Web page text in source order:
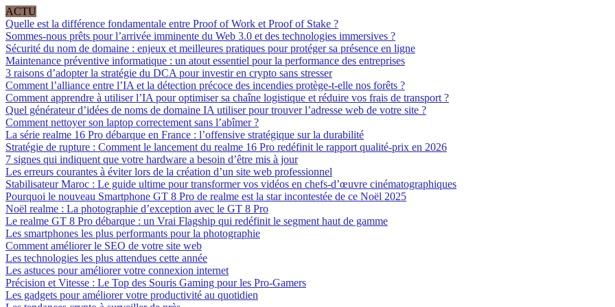
ACTU
Quelle est la différence fondamentale entre Proof of Work et Proof of Stake ?
Sommes-nous prêts pour l’arrivée imminente du Web 3.0 et des technologies immersives ?
Sécurité du nom de domaine : enjeux et meilleures pratiques pour protéger sa présence en ligne
Maintenance préventive informatique : un atout essentiel pour la performance des entreprises
3 raisons d’adopter la stratégie du DCA pour investir en crypto sans stresser
Comment l’alliance entre l’IA et la détection précoce des incendies protège-t-elle nos forêts ?
Comment apprendre à utiliser l’IA pour optimiser sa chaîne logistique et réduire vos frais de transport ?
Quel générateur d’idées de noms de domaine IA utiliser pour trouver l’adresse web de votre site ?
Comment nettoyer son laptop correctement sans l’abîmer ?
La série realme 16 Pro débarque en France : l’offensive stratégique sur la durabilité
Stratégie de rupture : Comment le lancement du realme 16 Pro redéfinit le rapport qualité-prix en 2026
7 signes qui indiquent que votre hardware a besoin d’être mis à jour
Les erreurs courantes à éviter lors de la création d’un site web professionnel
Stabilisateur Maroc : Le guide ultime pour transformer vos vidéos en chefs-d’œuvre cinématographiques
Pourquoi le nouveau Smartphone GT 8 Pro de realme est la star incontestée de ce Noël 2025
Noël realme : La photographie d’exception avec le GT 8 Pro
Le realme GT 8 Pro débarque : un Vrai Flagship qui redéfinit le segment haut de gamme
Les smartphones les plus performants pour la photographie
Comment améliorer le SEO de votre site web
Les technologies les plus attendues cette année
Les astuces pour améliorer votre connexion internet
Précision et Vitesse : Le Top des Souris Gaming pour les Pro-Gamers
Les gadgets pour améliorer votre productivité au quotidien